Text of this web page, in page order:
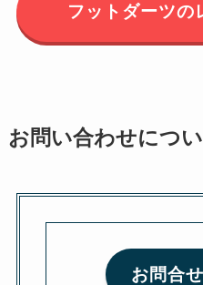
フットダーツの
お問い合わせにつ
お問合